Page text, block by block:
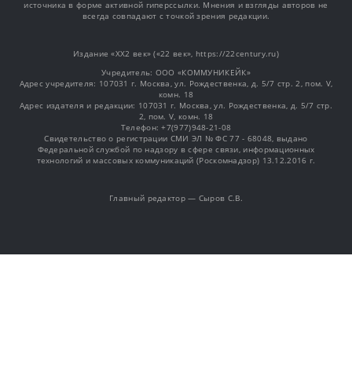
источника в форме активной гиперссылки. Мнения и взгляды авторов не
всегда совпадают с точкой зрения редакции.
Издание «XX2 век» («22 век», https://22century.ru)
Учредитель: OOO «КОММУНИКЕЙК»
Адрес учредителя: 107031 г. Москва, ул. Рождественка, д. 5/7 стр. 2, пом. V,
комн. 18
Адрес издателя и редакции: 107031 г. Москва, ул. Рождественка, д. 5/7 стр.
2, пом. V, комн. 18
Телефон: +7(977)948-21-08
Свидетельство о регистрации СМИ ЭЛ № ФС 77 - 68048, выдано
Федеральной службой по надзору в сфере связи, информационных
технологий и массовых коммуникаций (Роскомнадзор) 13.12.2016 г.
Главный редактор — Сыров С.В.